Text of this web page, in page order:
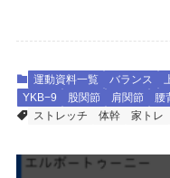
運動資料一覧 バランス
YKB−9
股関節 肩関節 腰
ストレッチ
体幹 家トレ